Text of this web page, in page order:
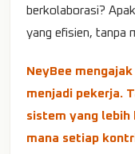
berkolaborasi?
yang efisien, tanpa
NeyBee
menjadi pekerja.
sistem yang lebih
mana setiap